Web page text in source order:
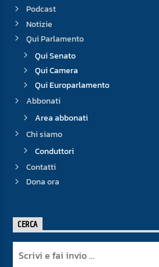
Podcast
Notizie
Qui Parlamento
Qui Senato
Qui Camera
Qui Europarlamento
Abbonati
Area abbonati
Chi siamo
Conduttori
Contatti
Dona ora
CERCA